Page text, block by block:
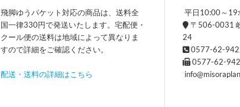
飛脚ゆうパケット対応の商品は、送料全
国一律330円で発送いたします。宅配便・
クール便の送料は地域によって異なりま
すので詳細をご確認ください。
配送・送料の詳細はこちら
平日10:00～
〒506-0031
24
0577-62-
0577-62-